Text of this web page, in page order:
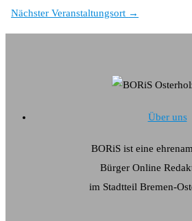
Nächster Veranstaltungsort →
Über uns
BORiS ist eine
Bürger Online
im Stadtteil Bremen-